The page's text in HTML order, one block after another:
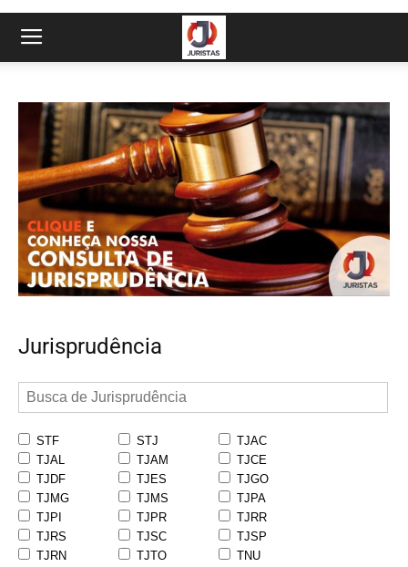
Jurisprudência
STF STJ
TJAC
TJAL
TJAM
TJCE
TJDF
TJES
TJGO
TJMG
TJMS
TJPA
TJPI
TJPR
TJRR
TJRS
TJSC
TJSP
TJRN
TJTO
TNU